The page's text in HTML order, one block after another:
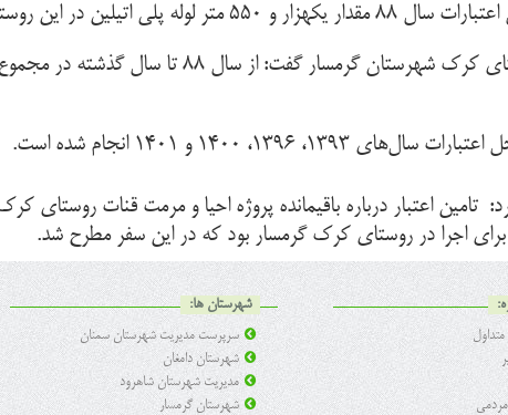
این روستا اجرا شده است.
۱۴۰۰ و ۱۴۰۱ انجام شده است.
اعتبار درباره باقیمانده پروژه احیا و مرمت قنات روستای
اجرا در روستای کرک گرمسار بود که در این سفر مطرح شد.
شهرستان ها:
سرپرست مدیریت شهرستان سمنان
شهرستان دامغان
مدیریت شهرستان شاهرود
شهرستان گرمسار
مردمی